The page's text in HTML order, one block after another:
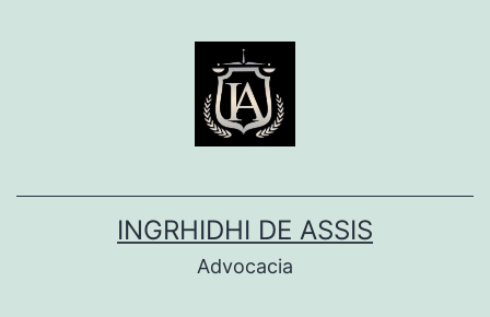
INGRHIDHI DE ASSIS
Advocacia